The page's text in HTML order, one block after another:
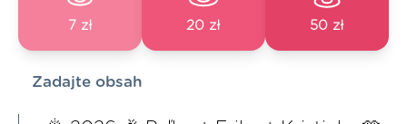
7 zł 20 zł 50 zł
Zadajte obsah